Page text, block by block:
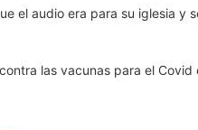
las vacunas para el